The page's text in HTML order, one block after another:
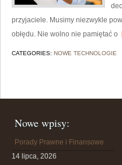
przyjaciele. Musimy niezwykle
obłędu. Nie wolno nie pamiętać o
CATEGORIES: NOWE TECHNOLOGIE
Nowe wpisy:
Porady Prawne i Finansowe
14 lipca, 2026